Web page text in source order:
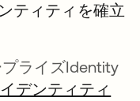
ティティを確立
ライズIdentity
デンティティ